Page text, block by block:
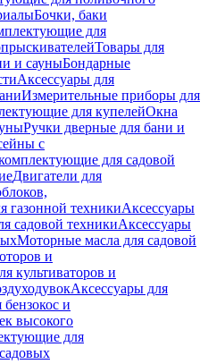
Бочки, баки
для
Товары для
и сауныБондарные
Аксессуары для
Измерительные приборы для
для купелейОкна
Ручки дверные для бани и
с
для садовой
Двигатели для
газонной техникиАксессуары
садовой техникиАксессуары
Моторные масла для садовой
и
культиваторов и
Аксессуары для
и
высокого
для